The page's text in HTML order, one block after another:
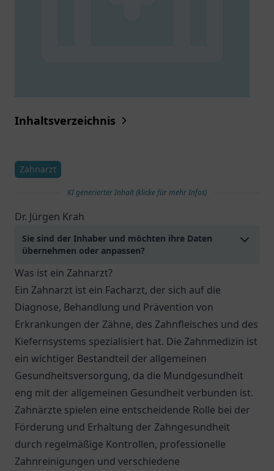
Inhaltsverzeichnis
Zahnarzt
KI generierter Inhalt (klicke für mehr Infos)
Dr. Jürgen Krah
Sie sind der Inhaber und möchten ihre Daten
übernehmen oder anpassen?
Was ist ein Zahnarzt?
Ein Zahnarzt ist ein Facharzt, der sich auf die
Diagnose, Behandlung und Prävention von
Erkrankungen der Zähne, des Zahnfleisches und des
Kiefernsystems spezialisiert hat. Die Zahnmedizin ist
ein wichtiger Bestandteil der allgemeinen
Gesundheitsversorgung, da die Mundgesundheit
eng mit der allgemeinen Gesundheit verbunden ist.
Zahnärzte spielen eine entscheidende Rolle bei der
Förderung und Erhaltung der Zahngesundheit
durch regelmäßige Kontrollen, professionelle
Zahnreinigungen und verschiedene